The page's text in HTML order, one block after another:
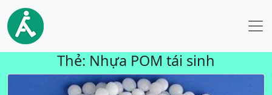
Thẻ: Nhựa POM tái sinh